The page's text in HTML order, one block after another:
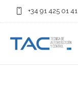
+34 91 425 01 41